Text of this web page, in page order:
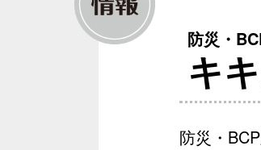
防災・
キ
防災・